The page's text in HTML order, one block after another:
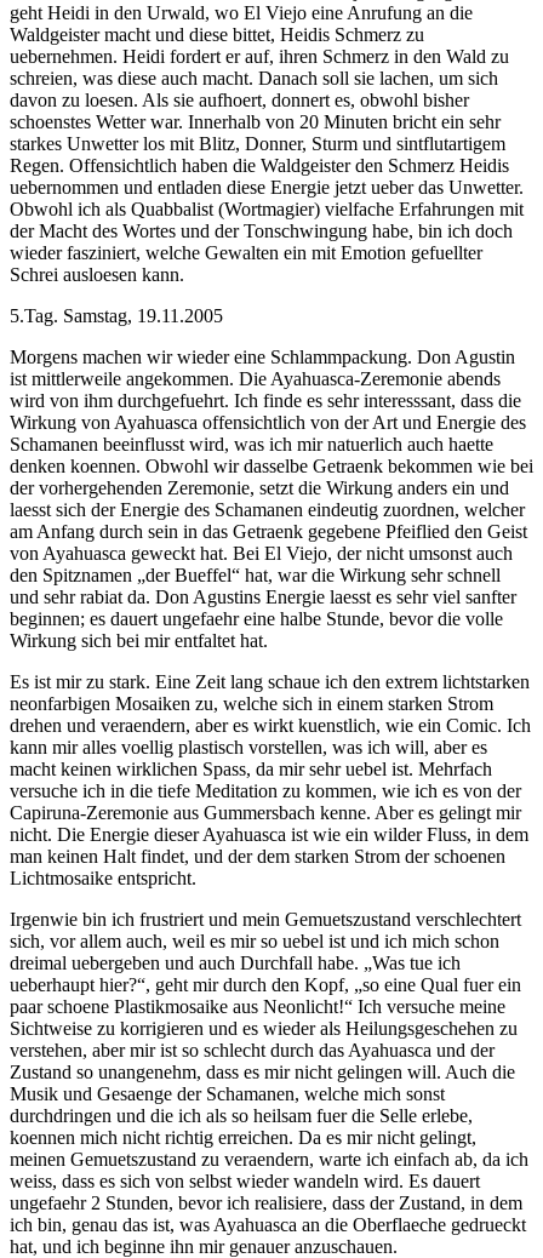
geht Heidi in den Urwald, wo El Viejo eine Anrufung an die
Waldgeister macht und diese bittet, Heidis Schmerz zu
uebernehmen. Heidi fordert er auf, ihren Schmerz in den Wald zu
schreien, was diese auch macht. Danach soll sie lachen, um sich
davon zu loesen. Als sie aufhoert, donnert es, obwohl bisher
schoenstes Wetter war. Innerhalb von 20 Minuten bricht ein sehr
starkes Unwetter los mit Blitz, Donner, Sturm und sintflutartigem
Regen. Offensichtlich haben die Waldgeister den Schmerz Heidis
uebernommen und entladen diese Energie jetzt ueber das Unwetter.
Obwohl ich als Quabbalist (Wortmagier) vielfache Erfahrungen mit
der Macht des Wortes und der Tonschwingung habe, bin ich doch
wieder fasziniert, welche Gewalten ein mit Emotion gefuellter
Schrei ausloesen kann.
5.Tag. Samstag, 19.11.2005
Morgens machen wir wieder eine Schlammpackung. Don Agustin
ist mittlerweile angekommen. Die Ayahuasca-Zeremonie abends
wird von ihm durchgefuehrt. Ich finde es sehr interesssant, dass die
Wirkung von Ayahuasca offensichtlich von der Art und Energie des
Schamanen beeinflusst wird, was ich mir natuerlich auch haette
denken koennen. Obwohl wir dasselbe Getraenk bekommen wie bei
der vorhergehenden Zeremonie, setzt die Wirkung anders ein und
laesst sich der Energie des Schamanen eindeutig zuordnen, welcher
am Anfang durch sein in das Getraenk gegebene Pfeiflied den Geist
von Ayahuasca geweckt hat. Bei El Viejo, der nicht umsonst auch
den Spitznamen „der Bueffel“ hat, war die Wirkung sehr schnell
und sehr rabiat da. Don Agustins Energie laesst es sehr viel sanfter
beginnen; es dauert ungefaehr eine halbe Stunde, bevor die volle
Wirkung sich bei mir entfaltet hat.
Es ist mir zu stark. Eine Zeit lang schaue ich den extrem lichtstarken
neonfarbigen Mosaiken zu, welche sich in einem starken Strom
drehen und veraendern, aber es wirkt kuenstlich, wie ein Comic. Ich
kann mir alles voellig plastisch vorstellen, was ich will, aber es
macht keinen wirklichen Spass, da mir sehr uebel ist. Mehrfach
versuche ich in die tiefe Meditation zu kommen, wie ich es von der
Capiruna-Zeremonie aus Gummersbach kenne. Aber es gelingt mir
nicht. Die Energie dieser Ayahuasca ist wie ein wilder Fluss, in dem
man keinen Halt findet, und der dem starken Strom der schoenen
Lichtmosaike entspricht.
Irgenwie bin ich frustriert und mein Gemuetszustand verschlechtert
sich, vor allem auch, weil es mir so uebel ist und ich mich schon
dreimal uebergeben und auch Durchfall habe. „Was tue ich
ueberhaupt hier?“, geht mir durch den Kopf, „so eine Qual fuer ein
paar schoene Plastikmosaike aus Neonlicht!“ Ich versuche meine
Sichtweise zu korrigieren und es wieder als Heilungsgeschehen zu
verstehen, aber mir ist so schlecht durch das Ayahuasca und der
Zustand so unangenehm, dass es mir nicht gelingen will. Auch die
Musik und Gesaenge der Schamanen, welche mich sonst
durchdringen und die ich als so heilsam fuer die Selle erlebe,
koennen mich nicht richtig erreichen. Da es mir nicht gelingt,
meinen Gemuetszustand zu veraendern, warte ich einfach ab, da ich
weiss, dass es sich von selbst wieder wandeln wird. Es dauert
ungefaehr 2 Stunden, bevor ich realisiere, dass der Zustand, in dem
ich bin, genau das ist, was Ayahuasca an die Oberflaeche gedrueckt
hat, und ich beginne ihn mir genauer anzuschauen.